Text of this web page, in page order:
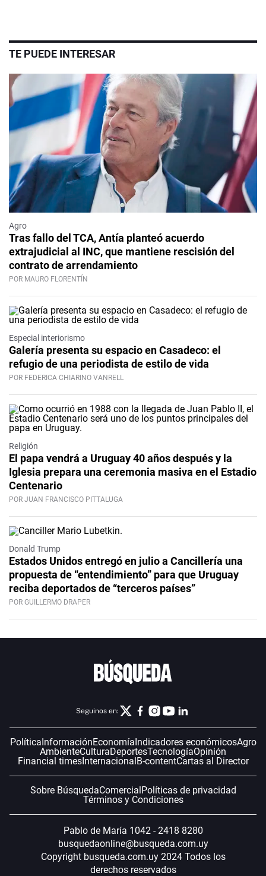
TE PUEDE INTERESAR
Agro
Tras fallo del TCA, Antía planteó acuerdo
extrajudicial al INC, que mantiene rescisión del
contrato de arrendamiento
POR MAURO FLORENTÍN
Especial interiorismo
Galería presenta su espacio en Casadeco: el
refugio de una periodista de estilo de vida
POR FEDERICA CHIARINO VANRELL
Religión
El papa vendrá a Uruguay 40 años después y la
Iglesia prepara una ceremonia masiva en el Estadio
Centenario
POR JUAN FRANCISCO PITTALUGA
Donald Trump
Estados Unidos entregó en julio a Cancillería una
propuesta de “entendimiento” para que Uruguay
reciba deportados de “terceros países”
POR GUILLERMO DRAPER
Seguinos en:
PolíticaInformaciónEconomíaIndicadores económicosAgro
AmbienteCulturaDeportesTecnologíaOpinión
Financial timesInternacionalB-contentCartas al Director
Sobre BúsquedaComercialPolíticas de privacidad
Términos y Condiciones
Pablo de María 1042 - 2418 8280
busquedaonline@busqueda.com.uy
Copyright busqueda.com.uy 2024 Todos los
derechos reservados